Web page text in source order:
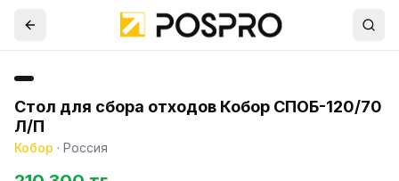
Стол для сбора отходов Кобор СПОБ-120/70
Л/П
Кобор · Россия